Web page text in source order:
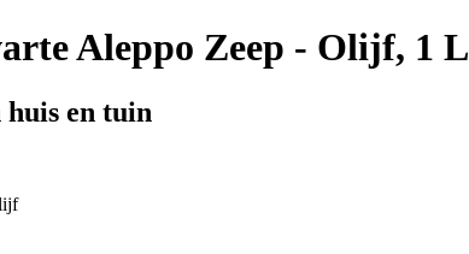
Aleppo Zeep - Olijf, 1 L
en tuin